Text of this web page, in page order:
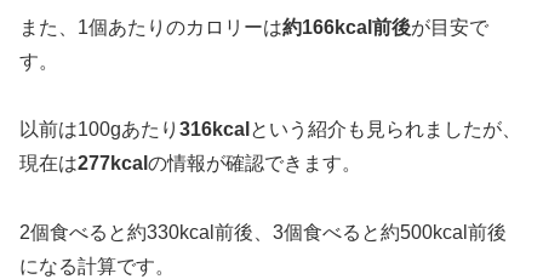
また、1個あたりのカロリーは約166kcal前後が目安で
す。
以前は100gあたり 316kcal という紹介も見られましたが、
現在は277kcal の情報が確認できます。
2個食べると約330kcal前後、3個食べると約500kcal前後
になる計算です。